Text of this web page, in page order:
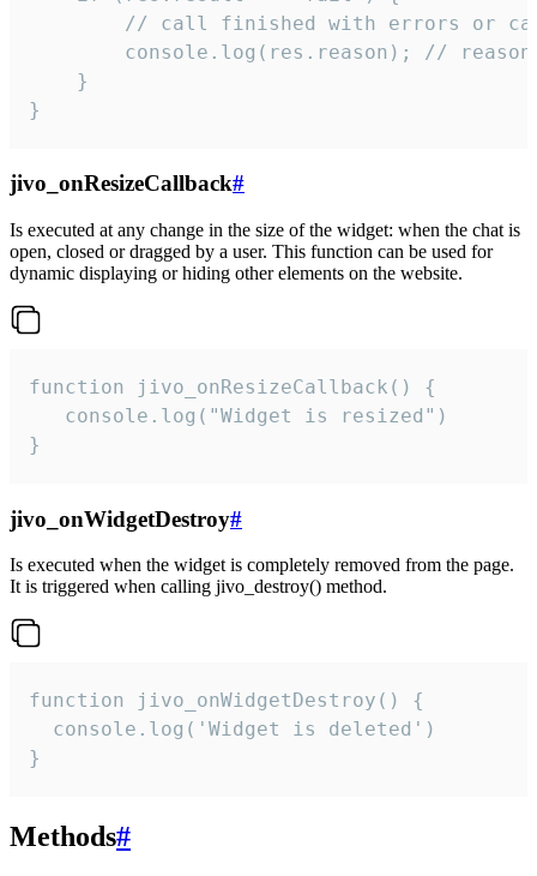
// call finished with errors or
console.log(res.reason); //
    }
}
jivo_onResizeCallback#
Is executed at any change in the size of the widget: when the chat is
open, closed or dragged by a user. This function can be used for
dynamic displaying or hiding other elements on the website.
function jivo_onResizeCallback() {
   console.log("Widget is resized")
}
jivo_onWidgetDestroy#
Is executed when the widget is completely removed from the page.
It is triggered when calling jivo_destroy() method.
function jivo_onWidgetDestroy() {
  console.log('Widget is deleted')
}
Methods#